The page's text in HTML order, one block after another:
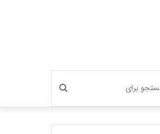
جستجو
برای